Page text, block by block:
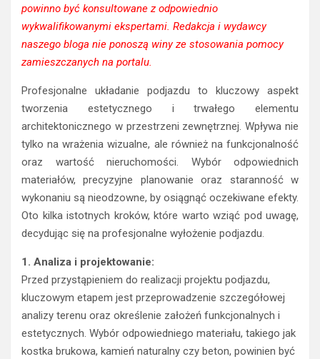
powinno być konsultowane z odpowiednio
wykwalifikowanymi ekspertami. Redakcja i wydawcy
naszego bloga nie ponoszą winy ze stosowania pomocy
zamieszczanych na portalu.
Profesjonalne układanie podjazdu to kluczowy aspekt
tworzenia estetycznego i trwałego elementu
architektonicznego w przestrzeni zewnętrznej. Wpływa nie
tylko na wrażenia wizualne, ale również na funkcjonalność
oraz wartość nieruchomości. Wybór odpowiednich
materiałów, precyzyjne planowanie oraz staranność w
wykonaniu są nieodzowne, by osiągnąć oczekiwane efekty.
Oto kilka istotnych kroków, które warto wziąć pod uwagę,
decydując się na profesjonalne wyłożenie podjazdu.
1. Analiza i projektowanie:
Przed przystąpieniem do realizacji projektu podjazdu,
kluczowym etapem jest przeprowadzenie szczegółowej
analizy terenu oraz określenie założeń funkcjonalnych i
estetycznych. Wybór odpowiedniego materiału, takiego jak
kostka brukowa, kamień naturalny czy beton, powinien być